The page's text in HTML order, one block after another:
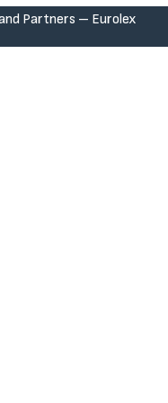
Partners – Eurolex